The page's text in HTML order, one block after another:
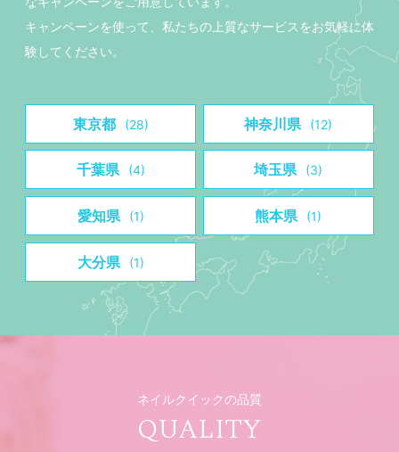
キャンペーンを使って、私たちの上質なサービスをお気軽に体
験してください。
東京都 (28) 神奈川県 (12)
千葉県 (4) 埼玉県 (3)
愛知県 (1) 熊本県 (1)
大分県 (1)
ネイルクイックの品質
QUALITY